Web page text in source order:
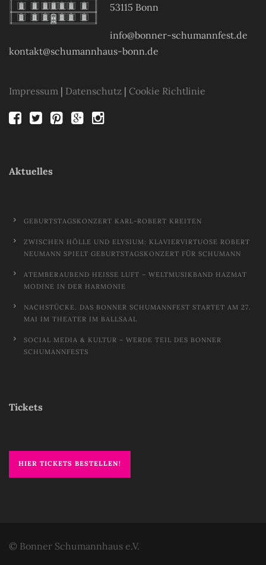
53115 Bonn
info@bonner-schumannfest.de
kontakt@schumannhaus-bonn.de
Impressum | Datenschutz | Cookie Richtlinie
Aktuelles
GEBURTSTAGSKONZERT KARL-ROBERT KREITEN
ZWISCHEN HÖLLE UND ELYSIUM: KLAVIERVIRTUOSE ROBERT
NEUMANN SPIELT GEBURTSTAGSKONZERT FÜR SCHUMANN
ATEMBERAUBEND HEISSE LUFT – WELTMUSIKBAND HAZMAT M
ODINE IN DER HARMONIE
NACHSTÜCKE. DAS BONNER SCHUMANNFEST STARTET AM 27.
MAI IM THEATER IM BALLSAAL
SOCIAL MEDIA & KULTUR – WERDE TEIL DES BONNER
SCHUMANNFESTS
Tickets
HIER TICKETS BESTELLEN!
© Bonner Schumannhaus e.V.